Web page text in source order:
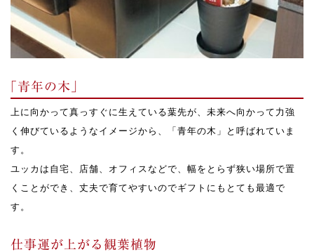
｢青年の木｣
上に向かって真っすぐに生えている葉先が、未来へ向かって力強
く伸びているようなイメージから、「青年の木」と呼ばれていま
す。
ユッカは自宅、店舗、オフィスなどで、幅をとらず狭い場所で置
くことができ、丈夫で育てやすいのでギフトにもとても最適で
す。
仕事運が上がる観葉植物